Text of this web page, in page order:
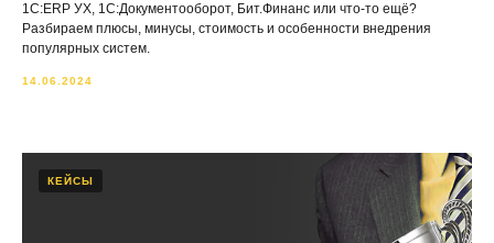
1С:ERP УХ, 1С:Документооборот, Бит.Финанс или что-то ещё?
Разбираем плюсы, минусы, стоимость и особенности внедрения
популярных систем.
14.06.2024
КЕЙСЫ